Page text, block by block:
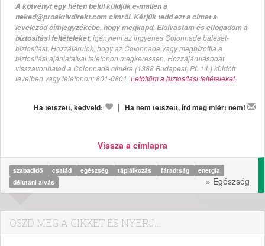
A kötvényt egy héten belül küldjük e-mailen a
neked@proaktivdirekt.com címről. Kérjük tedd ezt a címet a
leveleződ címjegyzékébe, hogy megkapd. Elolvastam és elfogadom a
biztosítási feltételeket, igénylem az ingyenes Colonnade baleset-
biztosítást. Hozzájárulok, hogy az Colonnade vagy megbízottja a
biztosítási ajánlataival telefonon megkeressen. Hozzájárulásodat
visszavonhatod a Colonnade címére (1388 Budapest, Pf. 14.) küldött
levélben vagy telefonon: 801-0801. Letöltöm a biztosítási feltételeket.
Ha tetszett, kedveld: | Ha nem tetszett, írd meg miért nem!
Vissza a címlapra
szabadidő család egészség táplálkozás fáradtság
energia
délutáni alvás
» Egészség
OSZD MEG A CIKKET ÉS NYERJ...